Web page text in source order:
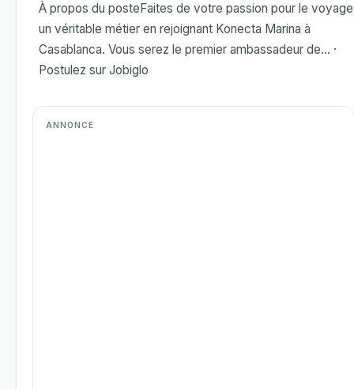
À propos du posteFaites de votre passion pour le voyage
un véritable métier en rejoignant Konecta Marina à
Casablanca. Vous serez le premier ambassadeur de... ·
Postulez sur Jobiglo